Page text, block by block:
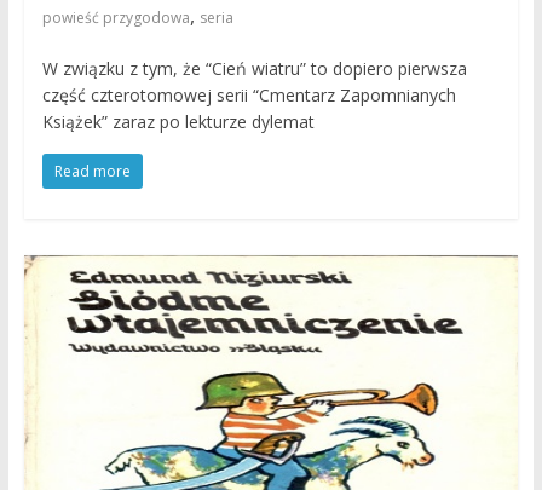
powieść przygodowa, seria
W związku z tym, że “Cień wiatru” to dopiero pierwsza
część czterotomowej serii “Cmentarz Zapomnianych
Książek” zaraz po lekturze dylemat
Read more